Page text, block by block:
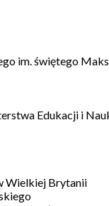
im. świętego
Edukacji i
Wielkiej Brytanii